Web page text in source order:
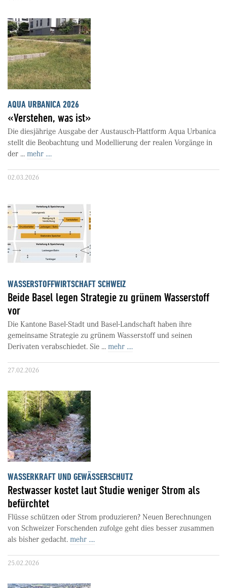
AQUA URBANICA 2026
«Verstehen, was ist»
Die diesjährige Ausgabe der Austausch-Plattform Aqua Urbanica
stellt die Beobachtung und Modellierung der realen Vorgänge in
der ... mehr ....
02.03.2026
WASSERSTOFFWIRTSCHAFT SCHWEIZ
Beide Basel legen Strategie zu grünem Wasserstoff
vor
Die Kantone Basel-Stadt und Basel-Landschaft haben ihre
gemeinsame Strategie zu grünem Wasserstoff und seinen
Derivaten verabschiedet. Sie ... mehr ....
27.02.2026
WASSERKRAFT UND GEWÄSSERSCHUTZ
Restwasser kostet laut Studie weniger Strom als
befürchtet
Flüsse schützen oder Strom produzieren? Neuen Berechnungen
von Schweizer Forschenden zufolge geht dies besser zusammen
als bisher gedacht. mehr ....
25.02.2026